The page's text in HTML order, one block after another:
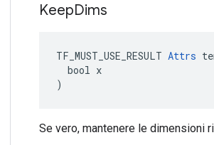
KeepDims
TF_MUST_USE_RESULT Attrs
  bool x
)
Se vero, mantenere le dimensioni